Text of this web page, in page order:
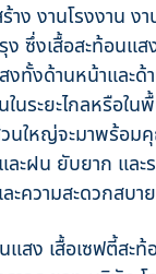
าง งานโรงงาน ง
ซึ่งเสื้อสะท้อนแ
ทั้งด้านหน้าและด้
ในระยะไกลหรือ
วนใหญ่จะมาพร้อ
ะฝน ยับยาก และ
ความสะดวกสบา
สง เสื้อเซฟตี้สะท้